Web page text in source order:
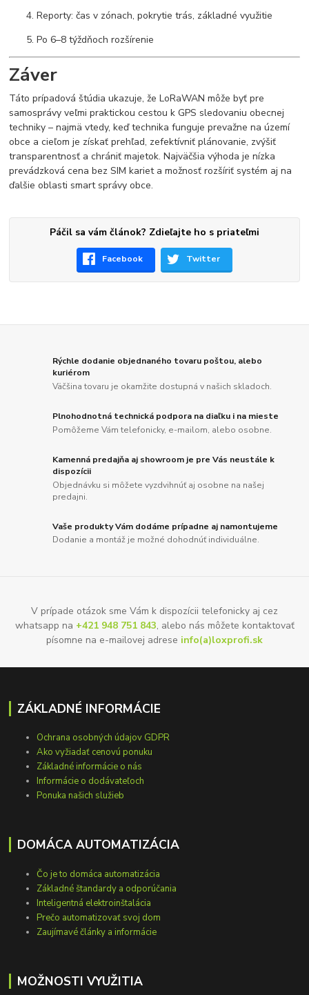
Reporty: čas v zónach, pokrytie trás, základné využitie
Po 6–8 týždňoch rozšírenie
Záver
Táto prípadová štúdia ukazuje, že LoRaWAN môže byť pre
samosprávy veľmi praktickou cestou k GPS sledovaniu obecnej
techniky – najmä vtedy, keď technika funguje prevažne na území
obce a cieľom je získať prehľad, zefektívniť plánovanie, zvýšiť
transparentnosť a chrániť majetok. Najväčšia výhoda je nízka
prevádzková cena bez SIM kariet a možnosť rozšíriť systém aj na
ďalšie oblasti smart správy obce.
Páčil sa vám článok? Zdieľajte ho s priateľmi
Facebook Twitter
Rýchle dodanie objednaného tovaru poštou, alebo
kuriérom
Väčšina tovaru je okamžite dostupná v našich skladoch.
Plnohodnotná technická podpora na diaľku i na mieste
Pomôžeme Vám telefonicky, e-mailom, alebo osobne.
Kamenná predajňa aj showroom je pre Vás neustále k
dispozícii
Objednávku si môžete vyzdvihnúť aj osobne na našej
predajni.
Vaše produkty Vám dodáme prípadne aj namontujeme
Dodanie a montáž je možné dohodnúť individuálne.
V prípade otázok sme Vám k dispozícii telefonicky aj cez
whatsapp na +421 948 751 843, alebo nás môžete kontaktovať
písomne na e-mailovej adrese info(a)loxprofi.sk
ZÁKLADNÉ INFORMÁCIE
Ochrana osobných údajov GDPR
Ako vyžiadať cenovú ponuku
Základné informácie o nás
Informácie o dodávateľoch
Ponuka našich služieb
DOMÁCA AUTOMATIZÁCIA
Čo je to domáca automatizácia
Základné štandardy a odporúčania
Inteligentná elektroinštalácia
Prečo automatizovať svoj dom
Zaujímavé články a informácie
MOŽNOSTI VYUŽITIA